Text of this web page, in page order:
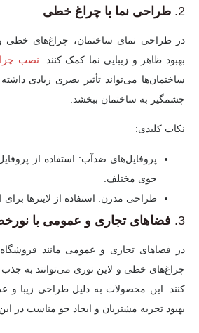
2. طراحی نما با چراغ خطی
در طراحی نمای ساختمان، چراغ‌های خطی و
بهبود ظاهر و زیبایی نما کمک کنند. نصب
ساختمان‌ها می‌تواند تأثیر بصری زیادی
چشمگیر به ساختمان ببخشد.
نکات کلیدی:
پروفایل‌های ضدآب: استفاده از
جوی مختلف.
طراحی مدرن: استفاده از لاینرها
3. فضاهای تجاری و عمومی با
در فضاهای تجاری و عمومی مانند
چراغ‌های خطی و لاین نوری می‌توانند به
کنند. این محصولات به دلیل طراحی زیبا و
بهبود تجربه مشتریان و ایجاد جو مناسب در